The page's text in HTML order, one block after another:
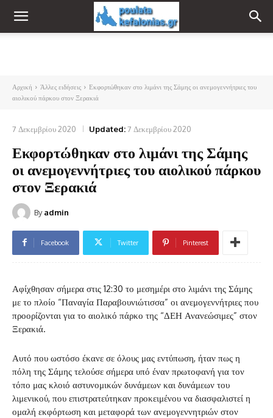
Αρχική Άλλες ειδήσεις
Εκφορτώθηκαν στο λιμάνι της Σάμης οι ανεμογεννήτριες του
αιολικού πάρκου στον Ξερακιά
7 Δεκεμβρίου 2020 Updated:7 Δεκεμβρίου 2020
Εκφορτώθηκαν στο λιμάνι της Σάμης
οι ανεμογεννήτριες του αιολικού πάρκου
στον Ξερακιά
By admin
Facebook Twitter Pinterest
Αφίχθησαν σήμερα στις 12:30 το μεσημέρι στο λιμάνι της Σάμης
με το πλοίο “Παναγία Παραβουνιώτισσα” οι ανεμογεννήτριες που
προορίζονται για το αιολικό πάρκο της “ΔΕΗ Ανανεώσιμες” στον
Ξερακιά.
Αυτό που ωστόσο έκανε σε όλους μας εντύπωση, ήταν πως η
πόλη της Σάμης τελούσε σήμερα υπό έναν πρωτοφανή για τον
τόπο μας κλοιό αστυνομικών δυνάμεων και δυνάμεων του
λιμενικού, που επιστρατεύτηκαν προκειμένου να διασφαλιστεί η
ομαλή εκφόρτωση και μεταφορά των ανεμογεννητριών στον